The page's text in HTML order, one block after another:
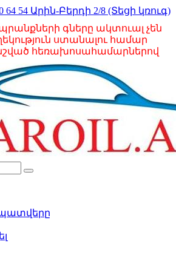
64 54 Արին-Բերդի 2/8 (Տեցի կռուգ)
գները ակտուալ չեն
ստանալու համար
հեռախոսահամարներով